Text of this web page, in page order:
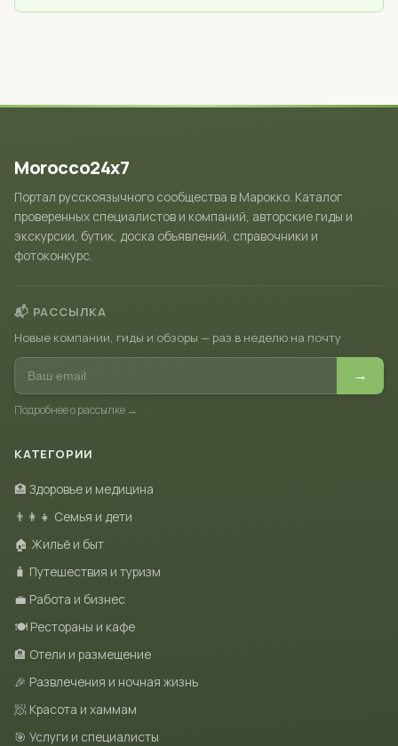
Morocco24x7
Портал русскоязычного сообщества в Марокко. Каталог
проверенных специалистов и компаний, авторские гиды и
экскурсии, бутик, доска объявлений, справочники и
фотоконкурс.
📬 РАССЫЛКА
Новые компании, гиды и обзоры — раз в неделю на почту
→
Подробнее о рассылке →
КАТЕГОРИИ
🏥 Здоровье и медицина
👨‍👩‍👧 Семья и дети
🏠 Жильё и быт
🧳 Путешествия и туризм
💼 Работа и бизнес
🍽 Рестораны и кафе
🏨 Отели и размещение
🎉 Развлечения и ночная жизнь
🧖 Красота и хаммам
🎯 Услуги и специалисты